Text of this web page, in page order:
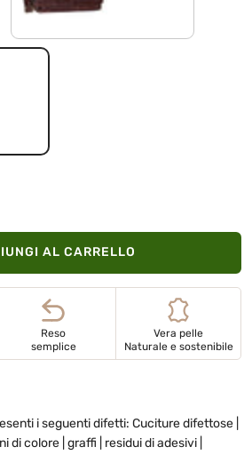
AL CARRELLO
Reso
semplice
Vera pelle
Naturale e sostenibile
i seguenti difetti: Cuciture difettose |
di colore | graffi | residui di adesivi |